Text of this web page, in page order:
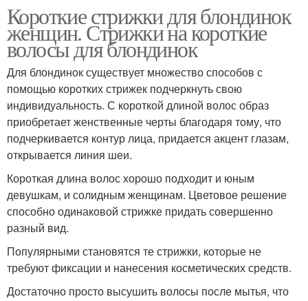
Короткие стрижки для блондинок
женщин. Стрижки на короткие
волосы для блондинок
Для блондинок существует множество способов с
помощью коротких стрижек подчеркнуть свою
индивидуальность. С короткой длиной волос образ
приобретает женственные черты благодаря тому, что
подчеркивается контур лица, придается акцент глазам,
открывается линия шеи.
Короткая длина волос хорошо подходит и юным
девушкам, и солидным женщинам. Цветовое решение
способно одинаковой стрижке придать совершенно
разный вид.
Популярными становятся те стрижки, которые не
требуют фиксации и нанесения косметических средств.
Достаточно просто высушить волосы после мытья, что